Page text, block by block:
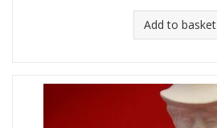
Add to basket